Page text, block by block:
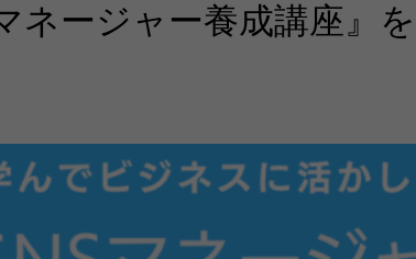
ネージャー養成講座』